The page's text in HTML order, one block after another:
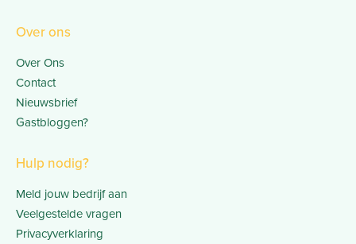
Over ons
Over Ons
Contact
Nieuwsbrief
Gastbloggen?
Hulp nodig?
Meld jouw bedrijf aan
Veelgestelde vragen
Privacyverklaring